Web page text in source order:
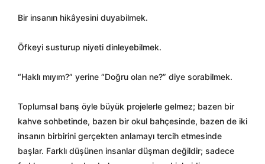
Bir insanın hikâyesini duyabilmek.
Öfkeyi susturup niyeti dinleyebilmek.
“Haklı mıyım?” yerine “Doğru olan ne?” diye sorabilmek.
Toplumsal barış öyle büyük projelerle gelmez; bazen bir
kahve sohbetinde, bazen bir okul bahçesinde, bazen de iki
insanın birbirini gerçekten anlamayı tercih etmesinde
başlar. Farklı düşünen insanlar düşman değildir; sadece